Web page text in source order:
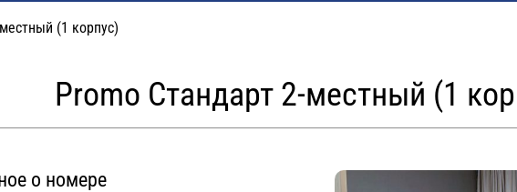
(1 корпус)
Promo Стандарт 2-местный (1
о номере